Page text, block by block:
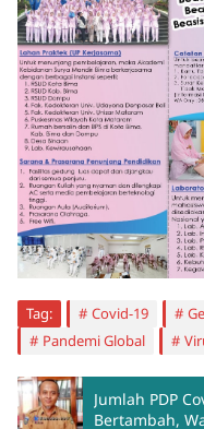
Tag: Covid-19
Pandemi Global
Jumlah PDP
Bertambah,